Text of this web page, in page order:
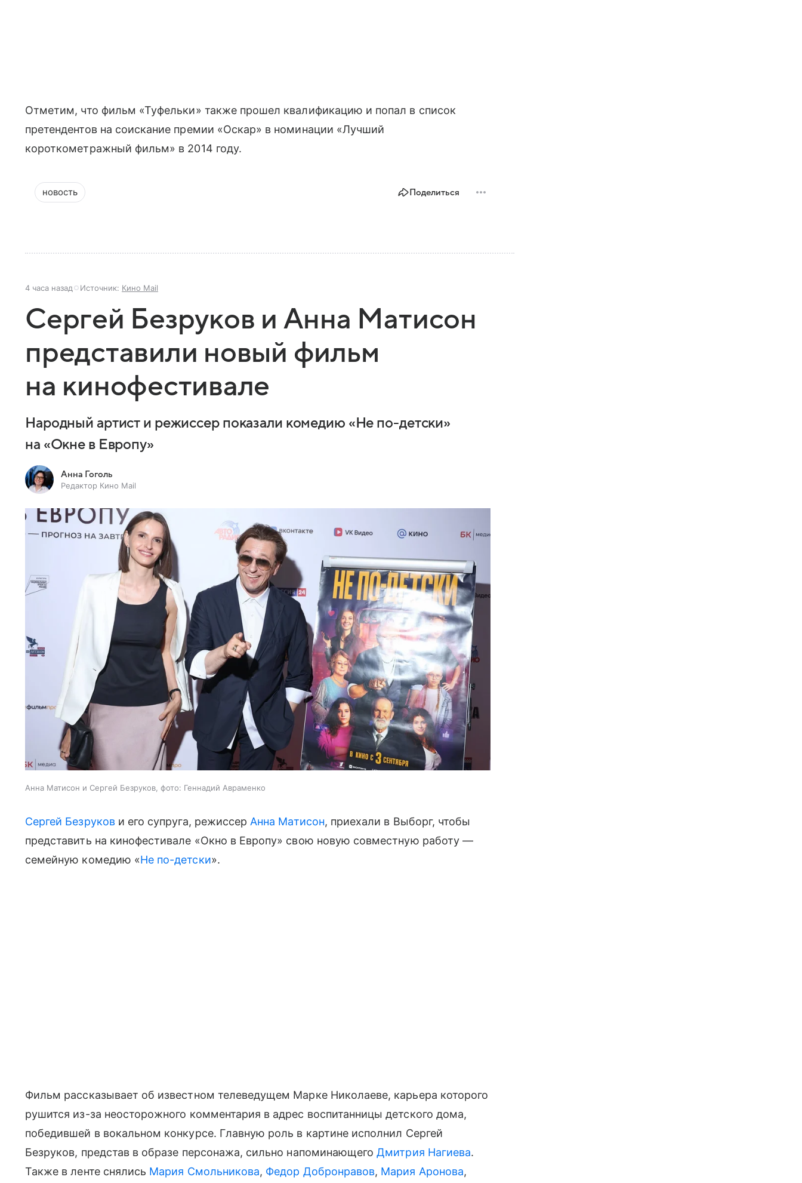
Отметим, что фильм «Туфельки» также прошел квалификацию и попал в список
претендентов на соискание премии «Оскар» в номинации «Лучший
короткометражный фильм» в 2014 году.
новость Поделиться
4 часа назад Источник: Кино Mail
Сергей Безруков и Анна Матисон
представили новый фильм
на кинофестивале
Народный артист и режиссер показали комедию «Не по-детски»
на «Окне в Европу»
Анна Гоголь
Редактор Кино Mail
Анна Матисон и Сергей Безруков, фото: Геннадий Авраменко
Сергей Безрукови его супруга, режиссерАнна Матисон, приехали в Выборг, чтобы
представить на кинофестивале «Окно в Европу» свою новую совместную работу —
семейную комедию «Не по-детски».
Фильм рассказывает об известном телеведущем Марке Николаеве, карьера которого
рушится из-за неосторожного комментария в адрес воспитанницы детского дома,
победившей в вокальном конкурсе. Главную роль в картине исполнил Сергей
Безруков, представ в образе персонажа, сильно напоминающегоДмитрия Нагиева.
Также в ленте снялись Мария Смольникова, Федор Добронравов, Мария Аронова,